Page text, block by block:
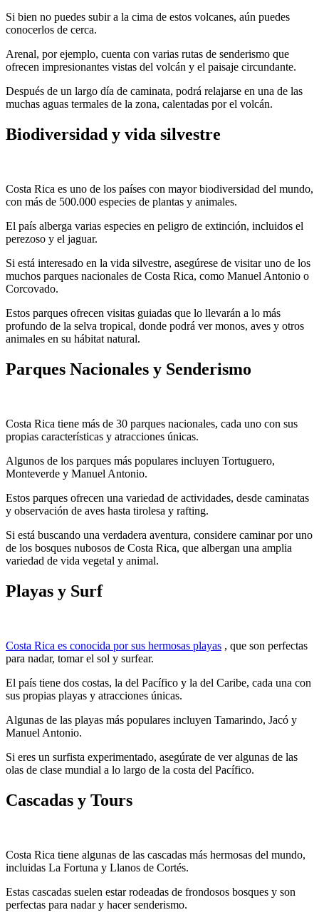
Si bien no puedes subir a la cima de estos volcanes, aún puedes
conocerlos de cerca.
Arenal, por ejemplo, cuenta con varias rutas de senderismo que
ofrecen impresionantes vistas del volcán y el paisaje circundante.
Después de un largo día de caminata, podrá relajarse en una de las
muchas aguas termales de la zona, calentadas por el volcán.
Biodiversidad y vida silvestre
Costa Rica es uno de los países con mayor biodiversidad del mundo,
con más de 500.000 especies de plantas y animales.
El país alberga varias especies en peligro de extinción, incluidos el
perezoso y el jaguar.
Si está interesado en la vida silvestre, asegúrese de visitar uno de los
muchos parques nacionales de Costa Rica, como Manuel Antonio o
Corcovado.
Estos parques ofrecen visitas guiadas que lo llevarán a lo más
profundo de la selva tropical, donde podrá ver monos, aves y otros
animales en su hábitat natural.
Parques Nacionales y Senderismo
Costa Rica tiene más de 30 parques nacionales, cada uno con sus
propias características y atracciones únicas.
Algunos de los parques más populares incluyen Tortuguero,
Monteverde y Manuel Antonio.
Estos parques ofrecen una variedad de actividades, desde caminatas
y observación de aves hasta tirolesa y rafting.
Si está buscando una verdadera aventura, considere caminar por uno
de los bosques nubosos de Costa Rica, que albergan una amplia
variedad de vida vegetal y animal.
Playas y Surf
Costa Rica es conocida por sus hermosas playas , que son perfectas
para nadar, tomar el sol y surfear.
El país tiene dos costas, la del Pacífico y la del Caribe, cada una con
sus propias playas y atracciones únicas.
Algunas de las playas más populares incluyen Tamarindo, Jacó y
Manuel Antonio.
Si eres un surfista experimentado, asegúrate de ver algunas de las
olas de clase mundial a lo largo de la costa del Pacífico.
Cascadas y Tours
Costa Rica tiene algunas de las cascadas más hermosas del mundo,
incluidas La Fortuna y Llanos de Cortés.
Estas cascadas suelen estar rodeadas de frondosos bosques y son
perfectas para nadar y hacer senderismo.